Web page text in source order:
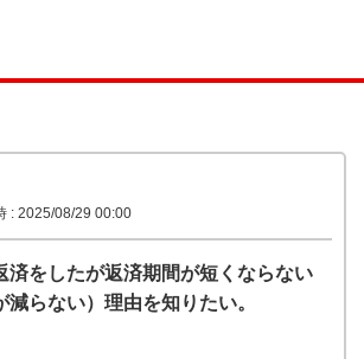
: 2025/08/29 00:00
済をしたが返済期間が短くならない
減らない）理由を知りたい。